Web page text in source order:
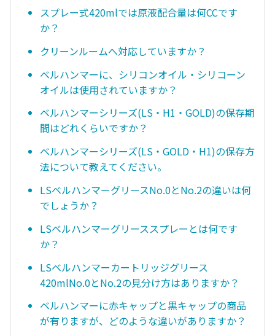
スプレー式420mlでは原液配合量は何CCです
か？
クリーンルームへ対応していますか？
ベルハンマーに、シリコンオイル・シリコーン
オイルは使用されていますか？
ベルハンマーシリーズ(LS・H1・GOLD)の保存期
間はどれくらいですか？
ベルハンマーシリーズ(LS・GOLD・H1)の保存方
法について教えてください。
LSベルハンマーグリースNo.0とNo.2の違いは何
でしょうか？
LSベルハンマーグリーススプレーとは何です
か？
LSベルハンマーカートリッジグリース
420mlNo.0とNo.2の見分け方はありますか？
ベルハンマーに赤キャップと黒キャップの商品
が有りますが、どのような違いがありますか？